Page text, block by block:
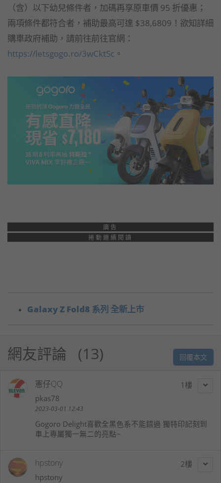
（含）以下幼兒條件者，加碼再享原車價 95 折優惠；
兩項條件都符合者，補助最高可達 $38,6809！欲知詳細
購車政府補助，請前往前往官網：
https://letsgogo.ro/3wCktSc 。
廣告
捲動繼續閱讀
Galaxy Z Fold8 系列 全新上市
網友評論 13 回覆本文
1
憲仔QQ
pkas78
2023-03-01 12:43
Gogoro Delight喜歡全黑色系不能錯過 獨特印記刻到
車上專屬獨一無二的亮點~
2
hpstony
hpstony